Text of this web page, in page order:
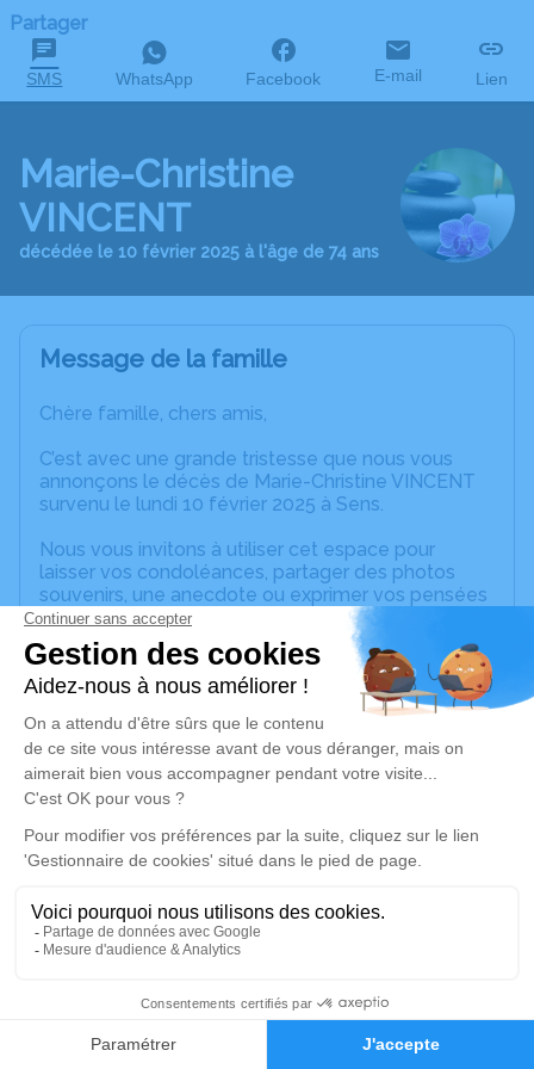
Faire-part Hommages
Partager
SMS WhatsApp Facebook E-mail Lien
Marie-Christine
VINCENT
décédée le 10 février 2025 à l'âge de 74 ans
Message de la famille
Chère famille, chers amis,
C’est avec une grande tristesse que nous vous
annonçons le décès de Marie-Christine VINCENT
survenu le lundi 10 février 2025 à Sens.
Nous vous invitons à utiliser cet espace pour
laisser vos condoléances, partager des photos
souvenirs, une anecdote ou exprimer vos pensées
à travers des poèmes ou des textes. Cet endroit
est un lieu d'expression dédié à honorer la
mémoire de Marie-Christine VINCENT.
Un service de plantation d’arbre hommage est
disponible ici.
Cérémonie religieuse
mardi 18 février 2025 à 10h30
Église Saint Pregts de Sens
rue du Général de Gaulle
Je rends hommage